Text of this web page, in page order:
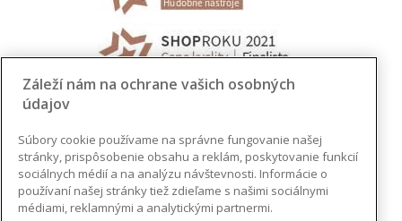
Záleží nám na ochrane vašich osobných
údajov
Súbory cookie používame na správne fungovanie našej
stránky, prispôsobenie obsahu a reklám, poskytovanie funkcií
sociálnych médií a na analýzu návštevnosti. Informácie o
používaní našej stránky tiež zdieľame s našimi sociálnymi
médiami, reklamnými a analytickými partnermi.